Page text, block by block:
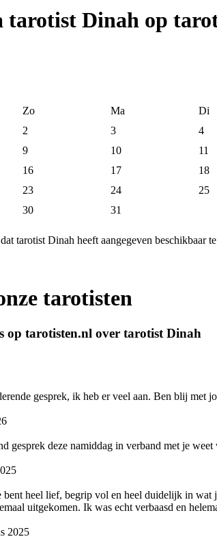
tarotist Dinah op
Zo Ma Di
2 3 4
9 10 11
16 17 18
23 24 25
30 31
tarotist Dinah heeft aangegeven beschikbaar
tarotisten
op tarotisten.nl over tarotist Dinah
gesprek, ik heb er veel aan. Ben blij met
gesprek deze namiddag in verband met je
heel lief, begrip vol en heel duidelijk in
uitgekomen. Ik was echt verbaasd en
2025